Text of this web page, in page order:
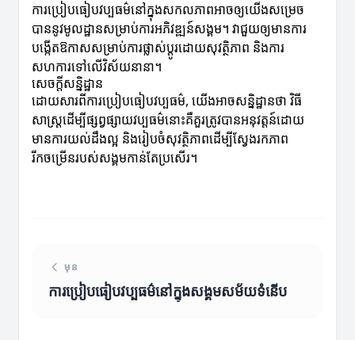
ការប្រៀបធៀបវប្បធម៌នៅក្នុងសកលភាពអាចឲ្យយើងសម្រេច
បាននូវមូលដ្ឋានសម្រាប់ការអភិវឌ្ឍន៍សង្គម។ វាជួយឲ្យមានការ
បង្កើតឱកាសសម្រាប់ការផ្លាស់ប្តូរដោយសុវត្ថិភាព និងការ
សហការទៅលើវិស័យនានា។
សេចក្តីសន្និដ្ឋាន
ដោយសារពីការប្រៀបធៀបវប្បធម៌, យើងអាចសន្និដ្ឋានថា វិធី
សាស្រ្តដើម្បីផ្សព្វផ្សាយវប្បធម៌នោះគឺគួរត្រូវបានអនុវត្តន៍ដោយ
មានការយល់ដឹងល្អ និងរៀបចំសុវត្ថិភាពដើម្បីស្វែងរកភាព
រីកចម្រើនរបស់សង្គមកាន់តែប្រសើរ។
មុន
ការប្រៀបធៀបវប្បធម៌នៅក្នុងសង្គមសម័យទំនើប